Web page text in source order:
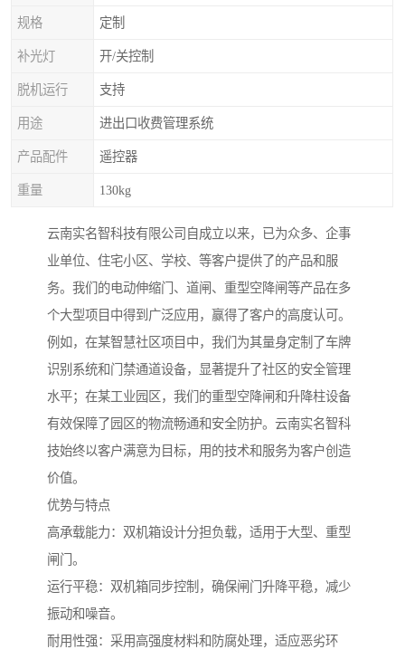
规格 定制
补光灯 开/关控制
脱机运行 支持
用途 进出口收费管理系统
产品配件 遥控器
重量 130kg
云南实名智科技有限公司自成立以来，已为众多、企事
业单位、住宅小区、学校、等客户提供了的产品和服
务。我们的电动伸缩门、道闸、重型空降闸等产品在多
个大型项目中得到广泛应用，赢得了客户的高度认可。
例如，在某智慧社区项目中，我们为其量身定制了车牌
识别系统和门禁通道设备，显著提升了社区的安全管理
水平；在某工业园区，我们的重型空降闸和升降柱设备
有效保障了园区的物流畅通和安全防护。云南实名智科
技始终以客户满意为目标，用的技术和服务为客户创造
价值。
优势与特点
高承载能力：双机箱设计分担负载，适用于大型、重型
闸门。
运行平稳：双机箱同步控制，确保闸门升降平稳，减少
振动和噪音。
耐用性强：采用高强度材料和防腐处理，适应恶劣环